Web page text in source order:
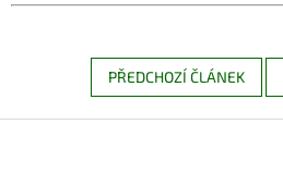
PŘEDCHOZÍ ČLÁNEK